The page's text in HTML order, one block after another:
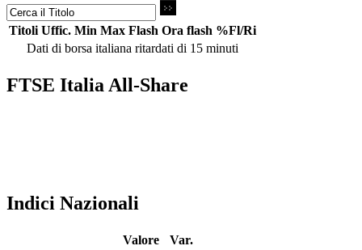
Titoli Uffic. Min Max Flash Ora flash %Fl/Ri
Dati di borsa italiana ritardati di 15 minuti
FTSE Italia All-Share
Indici Nazionali
Valore
Var.